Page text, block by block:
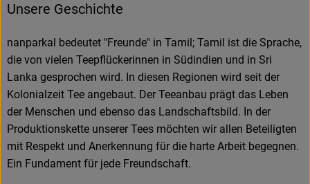
Unsere Geschichte
nanparkal bedeutet "Freunde" in Tamil; Tamil ist die Sprache,
die von vielen Teepflückerinnen in Südindien und in Sri
Lanka gesprochen wird. In diesen Regionen wird seit der
Kolonialzeit Tee angebaut. Der Teeanbau prägt das Leben
der Menschen und ebenso das Landschaftsbild. In der
Produktionskette unserer Tees möchten wir allen Beteiligten
mit Respekt und Anerkennung für die harte Arbeit begegnen.
Ein Fundament für jede Freundschaft.